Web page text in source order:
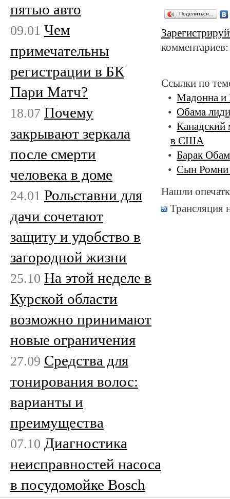
Поделиться…
Ссылки по
Мадонна и
Обама
Канадский
в США
Барак
Сын Ромни
Нашли
Трансляция
пятью авто
09.01 Чем
примечательны
регистрации в БК
Пари Матч?
18.07 Почему
закрывают зеркала
после смерти
человека в доме
24.01 Рольставни для
дачи сочетают
защиту и удобство в
загородной жизни
25.10 На этой неделе в
Курской области
возможно принимают
новые ограничения
27.09 Средства для
тонирования волос:
варианты и
преимущества
07.10 Диагностика
неисправностей насоса
в посудомойке Bosch